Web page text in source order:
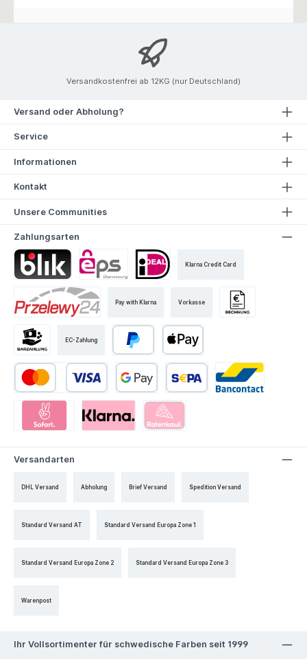
Versandkostenfrei ab 12KG (nur Deutschland)
Versand oder Abholung?
Service
Informationen
Kontakt
Unsere Communities
Zahlungsarten
Klarna Credit Card
Pay with Klarna Vorkasse
EC-Zahlung
Versandarten
DHL Versand Abholung Brief Versand Spedition Versand
Standard Versand AT Standard Versand Europa Zone 1
Standard Versand Europa Zone 2 Standard Versand Europa Zone 3
Warenpost
Ihr Vollsortimenter für schwedische Farben seit 1999